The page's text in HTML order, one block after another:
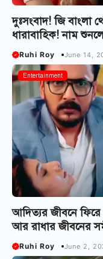
দুঃসংবাদ! জি বাংলা
ধারাবাহিক! নাম
Ruhi Roy June 14,
Entertainment
আদিত্যর জীবনে
আর রাধার জীবনের
Ruhi Roy June 2,